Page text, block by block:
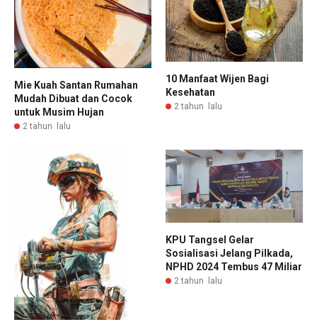
Mie Kuah Santan Rumahan
Mudah Dibuat dan Cocok
untuk Musim Hujan
2 tahun lalu
10 Manfaat Wijen Bagi
Kesehatan
2 tahun lalu
KPU Tangsel Gelar
Sosialisasi Jelang Pilkada,
NPHD 2024 Tembus 47 Miliar
2 tahun lalu